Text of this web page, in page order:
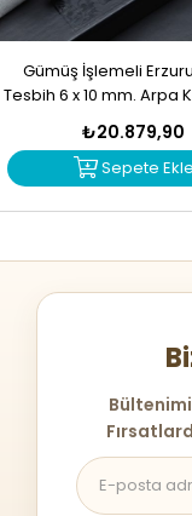
Gümüş İşlemeli
Tesbih 6 x 10 mm. Arpa
1916
₺20.879,90
Sepete Ekle